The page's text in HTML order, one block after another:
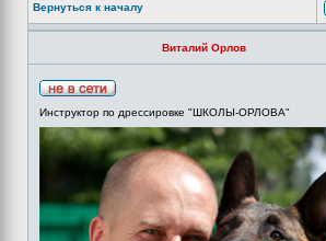
Вернуться к началу
Виталий Орлов
Инструктор по дрессировке "ШКОЛЫ-ОРЛОВА"